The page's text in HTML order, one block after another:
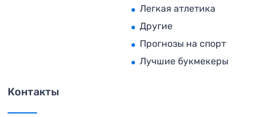
Легкая атлетика
Другие
Прогнозы на спорт
Лучшие букмекеры
Контакты